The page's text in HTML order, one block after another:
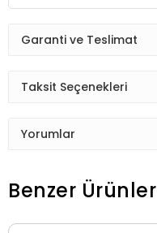
Garanti ve Teslimat
Taksit Seçenekleri
Yorumlar
Benzer Ürünler